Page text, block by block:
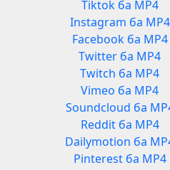
Tiktok ба MP4
Instagram ба MP4
Facebook ба MP4
Twitter ба MP4
Twitch ба MP4
Vimeo ба MP4
Soundcloud ба
Reddit ба MP4
Dailymotion ба
Pinterest ба MP4